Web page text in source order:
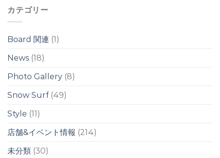
ブ
レ
は
レ
は
の
リ
/
風
ウ
ル
カテゴリー
Board 関連 (1)
News (18)
Photo Gallery (8)
Snow Surf(49)
Style (11)
店舗&イベント情報 (214)
未分類 (30)